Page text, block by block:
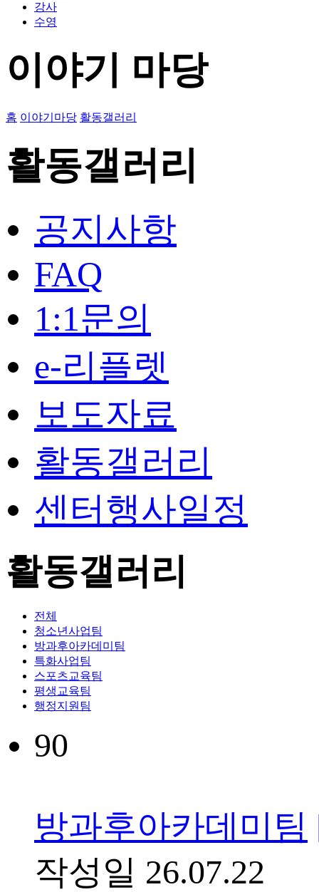
강사
수영
이야기 마당
홈 이야기마당 활동갤러리
활동갤러리
공지사항
FAQ
1:1문의
e-리플렛
보도자료
활동갤러리
센터행사일정
활동갤러리
전체
청소년사업팀
방과후아카데미팀
특화사업팀
스포츠교육팀
평생교육팀
행정지원팀
90
방과후아카데미팀
작성일 26.07.22